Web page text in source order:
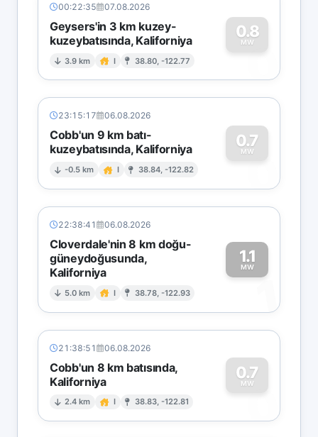
00:22:35 07.08.2026
Geysers'in 3 km kuzey-
kuzeybatısında, Kaliforniya
3.9 km I 38.80, -122.77
0.8
MW
0
23:15:17 06.08.2026
Cobb'un 9 km batı-
kuzeybatısında, Kaliforniya
-0.5 km I 38.84, -122.82
0.7
MW
0
22:38:41 06.08.2026
Cloverdale'nin 8 km doğu-
güneydoğusunda,
Kaliforniya
5.0 km I 38.78, -122.93
1.1
MW
1
21:38:51 06.08.2026
Cobb'un 8 km batısında,
Kaliforniya
2.4 km I 38.83, -122.81
0.7
MW
0